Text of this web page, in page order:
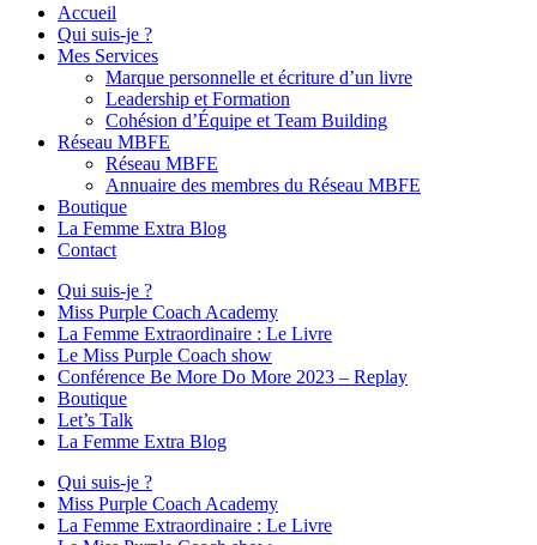
Accueil
Qui suis-je ?
Mes Services
Marque personnelle et écriture d’un livre
Leadership et Formation
Cohésion d’Équipe et Team Building
Réseau MBFE
Réseau MBFE
Annuaire des membres du Réseau MBFE
Boutique
La Femme Extra Blog
Contact
Qui suis-je ?
Miss Purple Coach Academy
La Femme Extraordinaire : Le Livre
Le Miss Purple Coach show
Conférence Be More Do More 2023 – Replay
Boutique
Let’s Talk
La Femme Extra Blog
Qui suis-je ?
Miss Purple Coach Academy
La Femme Extraordinaire : Le Livre